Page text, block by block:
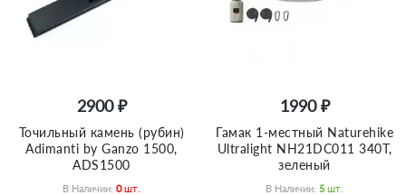
2900 ₽
Точильный камень (рубин)
Adimanti by Ganzo 1500,
ADS1500
В Наличии: 0 Шт.
1990 ₽
Гамак 1-местный Naturehike
Ultralight NH21DC011 340T,
зеленый
В Наличии: 5 Шт.